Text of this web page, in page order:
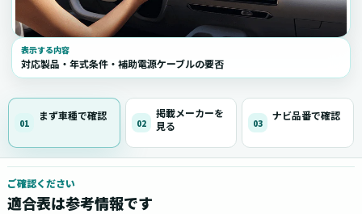
表示する内容
対応製品・年式条件・補助電源ケーブルの要否
01
まず車種で確認
02
掲載メーカーを
見る
03
ナビ品番で確認
ご確認ください
適合表は参考情報です